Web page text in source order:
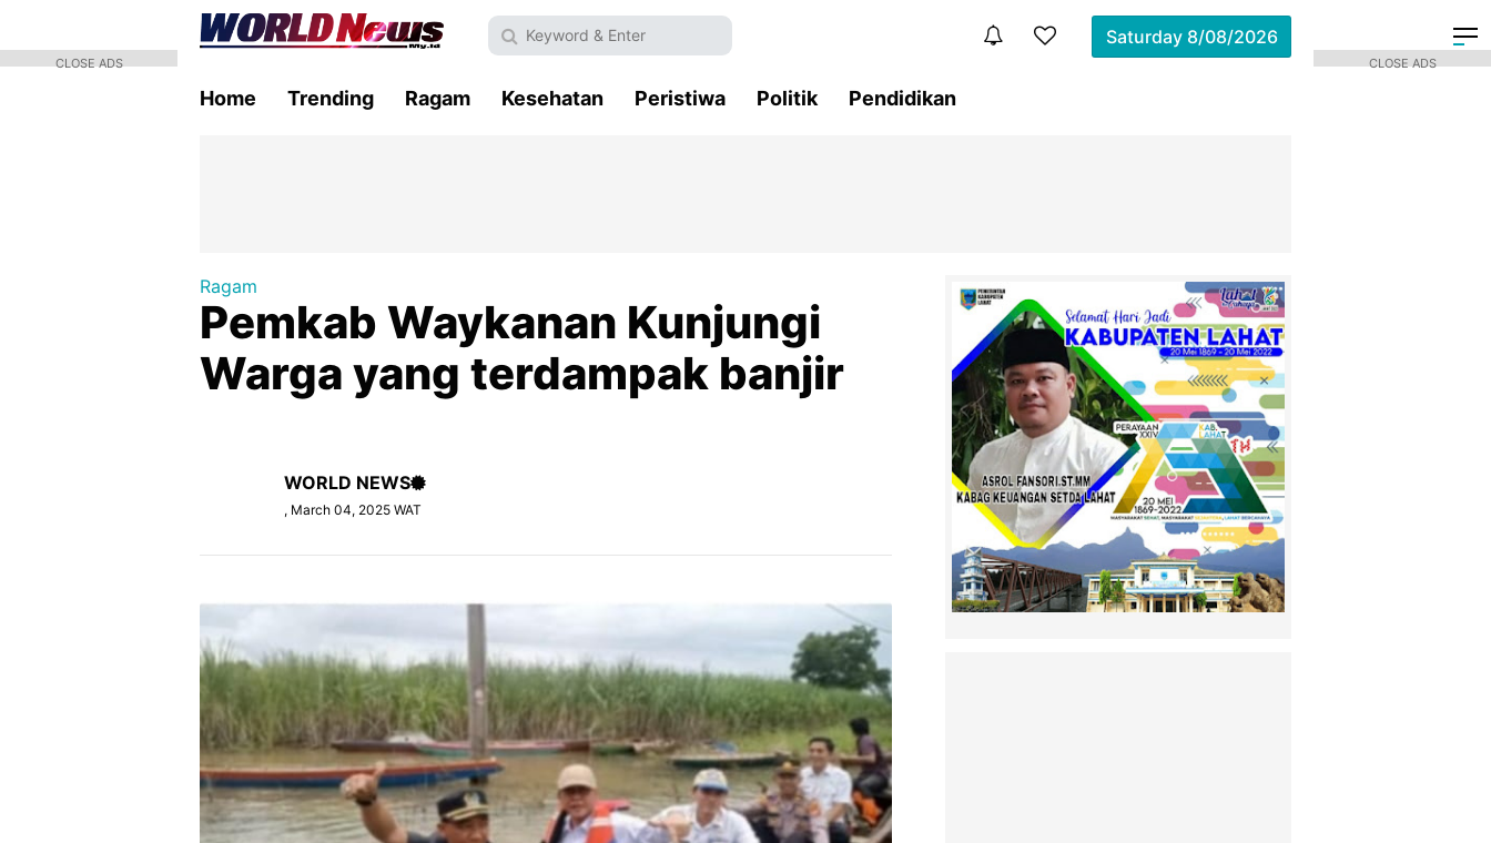
Saturday 8/08/2026
Home Trending Ragam Kesehatan Peristiwa Politik Pendidikan
Ragam
Pemkab Waykanan Kunjungi
Warga yang terdampak banjir
WORLD NEWS
, March 04, 2025 WAT
CLOSE ADS CLOSE ADS